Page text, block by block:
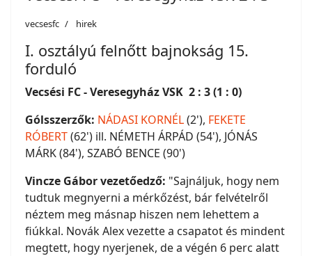
vecsesfc hirek
I. osztályú felnőtt bajnokság 15.
forduló
Vecsési FC - Veresegyház VSK 2 : 3 (1 : 0)
Gólsszerzők: NÁDASI KORNÉL(2'), FEKETE
RÓBERT(62') ill. NÉMETH ÁRPÁD (54'), JÓNÁS
MÁRK (84'), SZABÓ BENCE (90')
Vincze Gábor vezetőedző: "Sajnáljuk, hogy nem
tudtuk megnyerni a mérkőzést, bár felvételről
néztem meg másnap hiszen nem lehettem a
fiúkkal. Novák Alex vezette a csapatot és mindent
megtett, hogy nyerjenek, de a végén 6 perc alatt